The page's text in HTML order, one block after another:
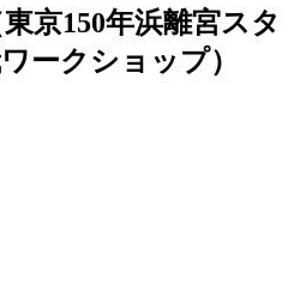
京150年浜離宮スタ
ークショップ）